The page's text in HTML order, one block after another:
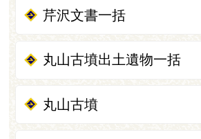
芹沢文書一括
丸山古墳出土遺物一括
丸山古墳